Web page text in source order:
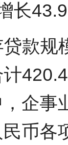
长
款规
企事
币各